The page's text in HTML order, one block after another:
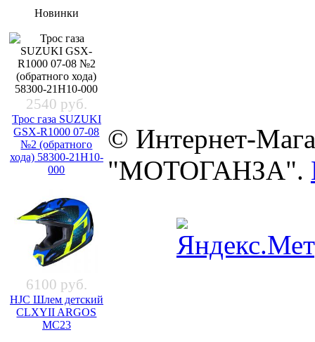
Новинки
2540 руб.
Трос газа SUZUKI
GSX-R1000 07-08
№2 (обратного
хода) 58300-21H10-
000
6100 руб.
HJC Шлем детский
CLXYII ARGOS
MC23
© Интернет-
"МОТОГАНЗА".